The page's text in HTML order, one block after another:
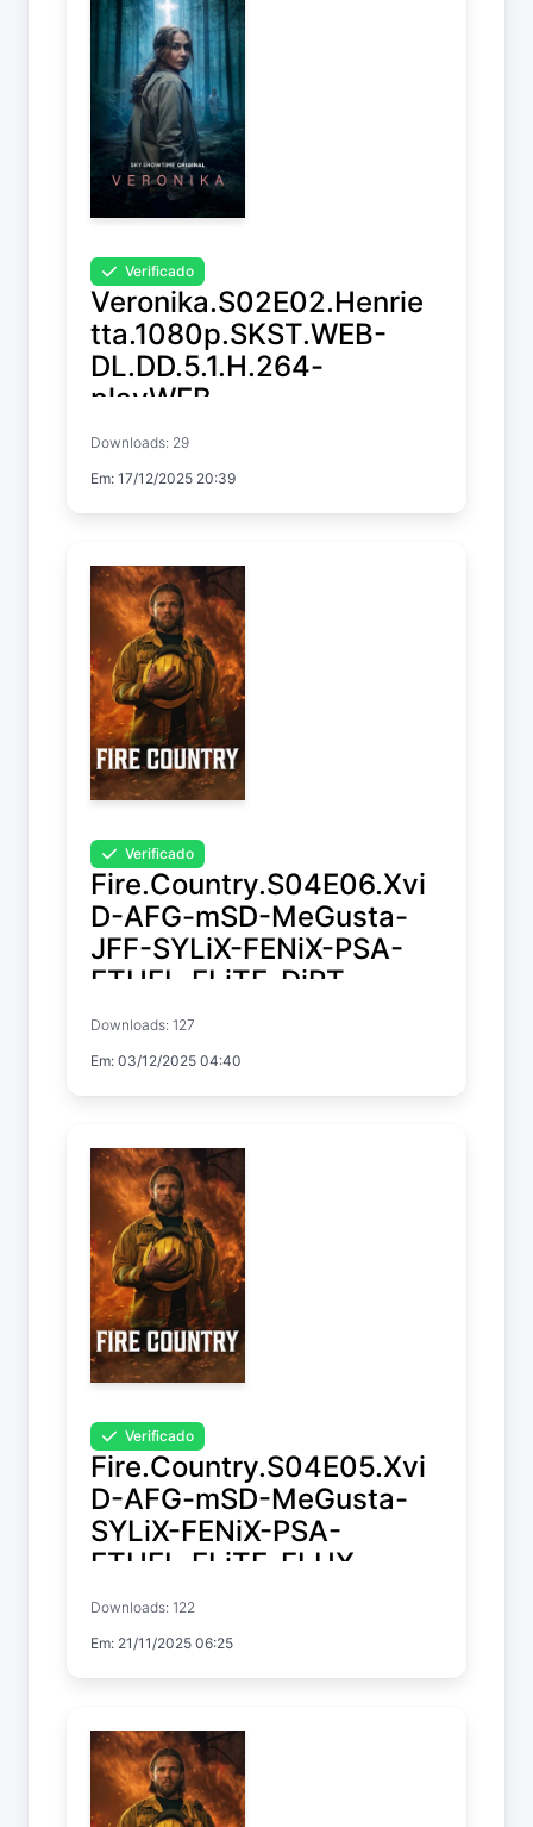
Verificado
Veronika.S02E02.Henrie
tta.1080p.SKST.WEB-
DL.DD.5.1.H.264-
playWEB
Temp. 2 EP. 2
Downloads: 29
Em: 17/12/2025 20:39
Verificado
Fire.Country.S04E06.Xvi
D-AFG-mSD-MeGusta-
JFF-SYLiX-FENiX-PSA-
ETHEL-ELiTE-DiRT-
FLUX-NTb-Kitsune-STC
Fire Country
Temp. 4 EP. 6
Downloads: 127
Em: 03/12/2025 04:40
Verificado
Fire.Country.S04E05.Xvi
D-AFG-mSD-MeGusta-
SYLiX-FENiX-PSA-
ETHEL-ELiTE-FLUX-
Kitsune-STC
Fire Country
Temp. 4 EP. 5
Downloads: 122
Em: 21/11/2025 06:25